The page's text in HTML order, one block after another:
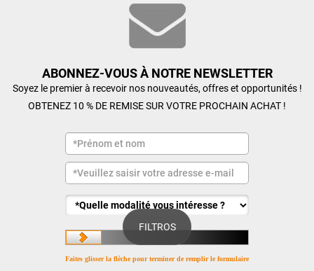
FILTROS
ABONNEZ-VOUS À NOTRE NEWSLETTER
Soyez le premier à recevoir nos nouveautés, offres et opportunités !
OBTENEZ 10 % DE REMISE SUR VOTRE PROCHAIN ACHAT !
Faites glisser la flèche pour terminer de remplir le formulaire